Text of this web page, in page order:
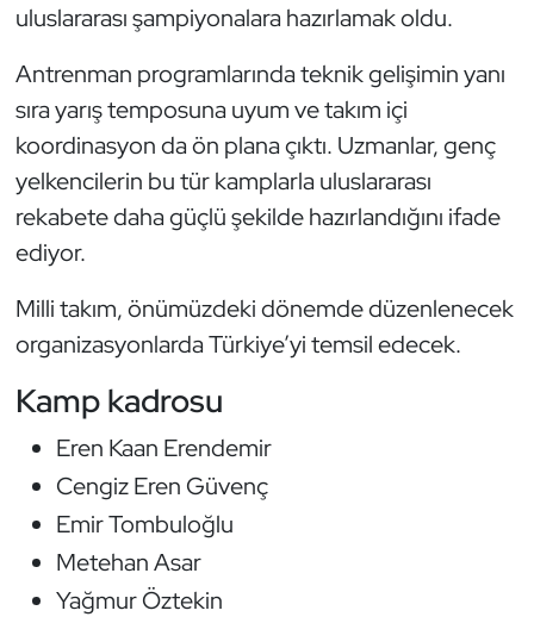
uluslararası şampiyonalara hazırlamak oldu.
Antrenman programlarında teknik gelişimin yanı
sıra yarış temposuna uyum ve takım içi
koordinasyon da ön plana çıktı. Uzmanlar, genç
yelkencilerin bu tür kamplarla uluslararası
rekabete daha güçlü şekilde hazırlandığını ifade
ediyor.
Milli takım, önümüzdeki dönemde düzenlenecek
organizasyonlarda Türkiye’yi temsil edecek.
Kamp kadrosu
Eren Kaan Erendemir
Cengiz Eren Güvenç
Emir Tombuloğlu
Metehan Asar
Yağmur Öztekin
Optimist
Oryantiring
Özel Sporcular
Paralimpik
Ragbi
Satranç
Su Topu
Sualtı Sporları
Tekvando
Tenis